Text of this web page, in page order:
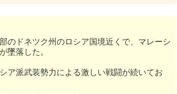
のドネツク州のロシア国境近くで、マレーシ
墜落した。
ア派武装勢力による激しい戦闘が続いてお